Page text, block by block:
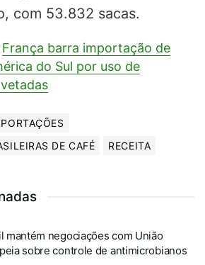
com 53.832 sacas.
França barra importação de
do Sul por uso de
DE CAFÉ
RECEITA
mantém negociações com União
sobre controle de antimicrobianos